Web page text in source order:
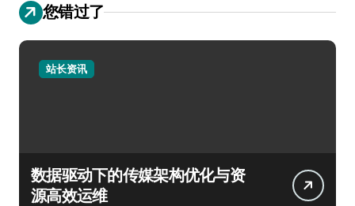
您错过了
站长资讯
数据驱动下的传媒架构优化与资
源高效运维